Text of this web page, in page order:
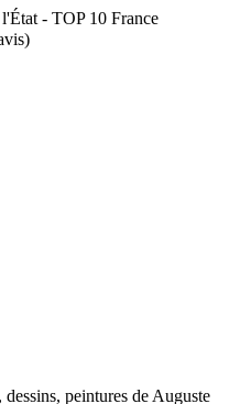
- TOP 10 France
peintures de Auguste